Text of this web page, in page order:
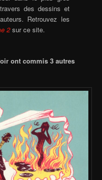
des dessins et
Retrouvez les
2sur ce site.
ont commis 3 autres